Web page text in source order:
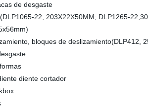
de desgaste
22, 203X22X50MM; DLP1265-
bloques de deslizamiento(DLP412,
diente cortador